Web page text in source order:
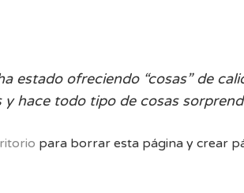
estado ofreciendo “cosas” de
y hace todo tipo de cosas
para borrar esta página y crear